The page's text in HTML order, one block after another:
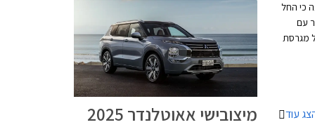
כי החל
עם
מגרסת
עוד
מיצובישי אאוטלנדר 2025